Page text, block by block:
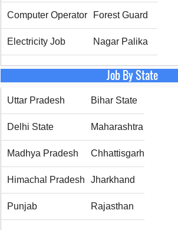
Computer Operator Forest Guard
Electricity Job Nagar Palika
Job By State
Uttar Pradesh Bihar State
Delhi State Maharashtra
Madhya Pradesh Chhattisgarh
Himachal Pradesh Jharkhand
Punjab Rajasthan